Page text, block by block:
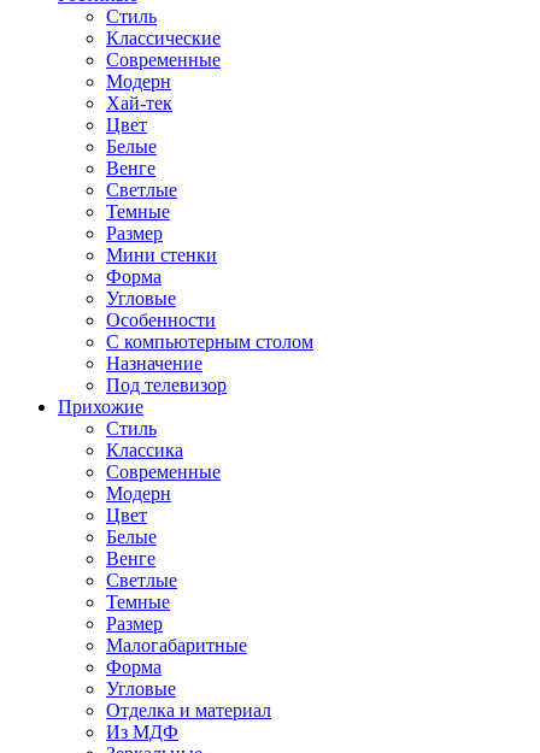
Стиль
Классические
Современные
Модерн
Хай-тек
Цвет
Белые
Венге
Светлые
Темные
Размер
Мини стенки
Форма
Угловые
Особенности
С компьютерным столом
Назначение
Под телевизор
Прихожие
Стиль
Классика
Современные
Модерн
Цвет
Белые
Венге
Светлые
Темные
Размер
Малогабаритные
Форма
Угловые
Отделка и материал
Из МДФ